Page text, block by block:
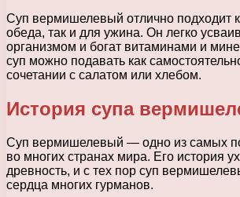
Суп вермишелевый отлично подходит
обеда, так и для ужина. Он легко
организмом и богат витаминами и
суп можно подавать как
сочетании с салатом или хлебом.
История супа
Суп вермишелевый — одно из самых
во многих странах мира. Его история
древность, и с тех пор суп
сердца многих гурманов.